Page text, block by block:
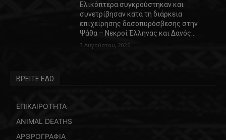
Ελικόπτερα συγκρούστηκαν και
συνετρίβησαν κατά τη διάρκεια
επιχείρησης δασοπυρόσβεσης στην
Ψάθα – Νεκροί Έλληνας και Δανός…
3 Αυγούστου, 2026
ΒΡΕΙΤΕ ΕΔΩ
ΕΠΙΚΑΙΡΟΤΗΤΑ
ANIMAL DEATHS
ΑΡΘΡΟΓΡΑΦΙΑ